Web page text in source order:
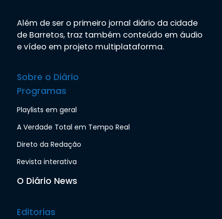
Além de ser o primeiro jornal diário da cidade
de Barretos, traz também conteúdo em áudio
e vídeo em projeto multiplataforma.
Sobre o Diário
Programas
Playlists em geral
A Verdade Total em Tempo Real
Direto da Redação
Revista interativa
O Diário News
Editorias